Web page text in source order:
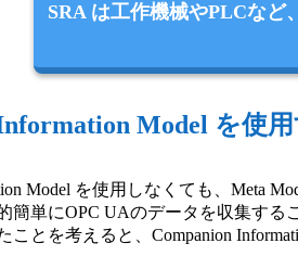
SRA は工作機械やPLCなど
Model を使
Model を使用しなくても、Meta
簡単にOPC UAのデータを収集す
ことを考えると、Companion